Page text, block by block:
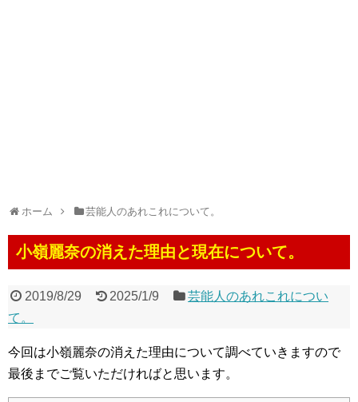
ホーム 芸能人のあれこれについて。
小嶺麗奈の消えた理由と現在について。
2019/8/29 2025/1/9
芸能人のあれこれについ
て。
今回は小嶺麗奈の消えた理由について調べていきますので
最後までご覧いただければと思います。